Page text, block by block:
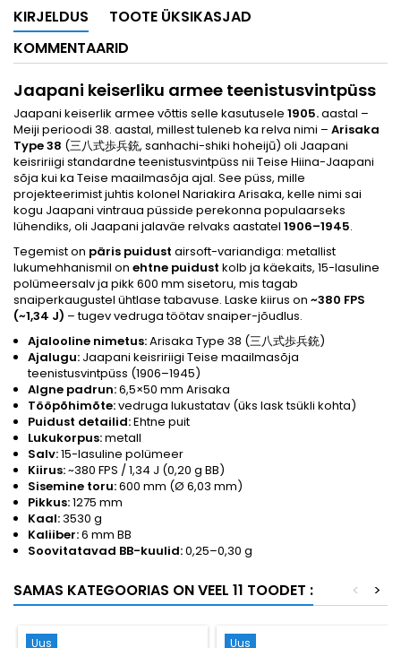
KIRJELDUS
TOOTE ÜKSIKASJAD
KOMMENTAARID
Jaapani keiserliku armee teenistusvintpüss
Jaapani keiserlik armee võttis selle kasutusele 1905.aastal –
Meiji perioodi 38. aastal, millest tuleneb ka relva nimi – Arisaka
Type 38 (三八式歩兵銃, sanhachi-shiki hoheijū) oli Jaapani
keisririigi standardne teenistusvintpüss nii Teise Hiina-Jaapani
sõja kui ka Teise maailmasõja ajal. See püss, mille
projekteerimist juhtis kolonel Nariakira Arisaka, kelle nimi sai
kogu Jaapani vintraua püsside perekonna populaarseks
lühendiks, oli Jaapani jalaväe relvaks aastatel 1906–1945.
Tegemist on päris puidust airsoft-variandiga: metallist
lukumehhanismil on ehtne puidust kolb ja käekaits, 15-lasuline
polümeersalv ja pikk 600 mm sisetoru, mis tagab
snaiperkaugustel ühtlase tabavuse. Laske kiirus on ~380 FPS
(~1,34 J) – tugev vedruga töötav snaiper-jõudlus.
Ajalooline nimetus:Arisaka Type 38 (三八式歩兵銃)
Ajalugu: Jaapani keisririigi Teise maailmasõja
teenistusvintpüss (1906–1945)
Algne padrun:6,5×50 mm Arisaka
Tööpõhimõte:vedruga lukustatav (üks lask tsükli kohta)
Puidust detailid:Ehtne puit
Lukukorpus:metall
Salv:15-lasuline polümeer
Kiirus:~380 FPS / 1,34 J (0,20 g BB)
Sisemine toru:600 mm (Ø 6,03 mm)
Pikkus:1275 mm
Kaal:3530 g
Kaliiber:6 mm BB
Soovitatavad BB-kuulid:0,25–0,30 g
SAMAS KATEGOORIAS ON VEEL 11 TOODET : >
<
Uus Uus